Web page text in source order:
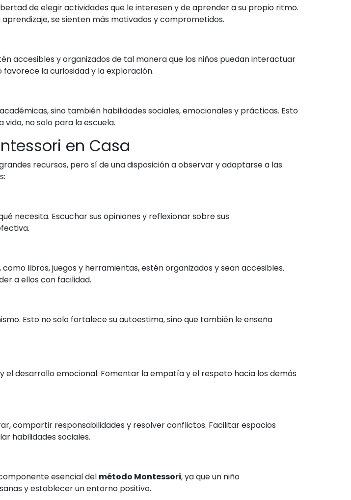
de elegir actividades que le interesen y de aprender a su propio ritmo.
se sienten más motivados y comprometidos.
accesibles y organizados de tal manera que los niños puedan interactuar
la curiosidad y la exploración.
sino también habilidades sociales, emocionales y prácticas. Esto
no solo para la escuela.
en Casa
recursos, pero sí de una disposición a observar y adaptarse a las
necesita. Escuchar sus opiniones y reflexionar sobre sus
libros, juegos y herramientas, estén organizados y sean accesibles.
a ellos con facilidad.
Esto no solo fortalece su autoestima, sino que también le enseña
el desarrollo emocional. Fomentar la empatía y el respeto hacia los demás
compartir responsabilidades y resolver conflictos. Facilitar espacios
habilidades sociales.
esencial del método Montessori, ya que un niño
y establecer un entorno positivo.